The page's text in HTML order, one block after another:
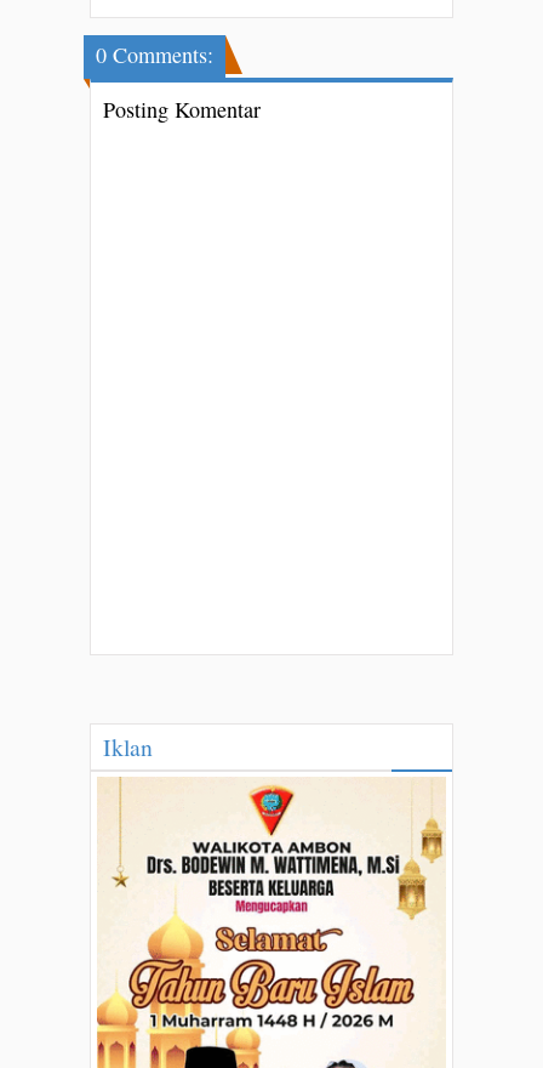
0 Comments:
Posting Komentar
Iklan